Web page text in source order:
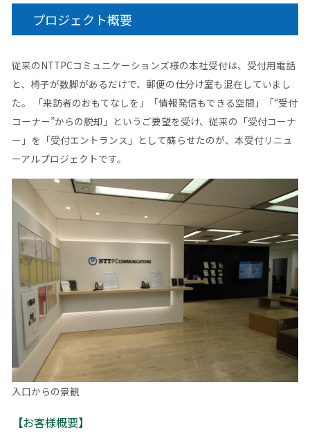
プロジェクト概要
従来のNTTPCコミュニケーションズ様の本社受付は、受付用電話
と、椅子が数脚があるだけで、郵便の仕分け室も混在していまし
た。 「来訪者のおもてなしを」「情報発信もできる空間」「“受付
コーナー”からの脱却」というご要望を受け、従来の「受付コーナ
ー」を「受付エントランス」として蘇らせたのが、本受付リニュ
ーアルプロジェクトです。
入口からの景観
【お客様概要】